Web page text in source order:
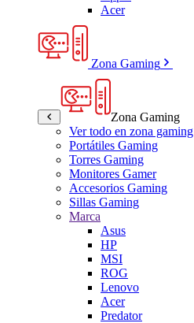
Acer
Zona Gaming
Zona Gaming
Ver todo en zona gaming
Portátiles Gaming
Torres Gaming
Monitores Gamer
Accesorios Gaming
Sillas Gaming
Marca
Asus
HP
MSI
ROG
Lenovo
Acer
Predator